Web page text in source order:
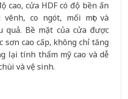
cao, cửa HDF có độ bền ấn
vênh, co ngót, mối mọt và
quả. Bề mặt của cửa được
sơn cao cấp, không chỉ tăng
lại tính thẩm mỹ cao và dễ
và vệ sinh.